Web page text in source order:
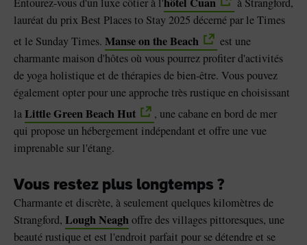
lauréat du prix Best Places to Stay 2025 décerné par le Times
et le Sunday Times. Manse on the Beach
est une
charmante maison d'hôtes où vous pourrez profiter d'activités
de yoga holistique et de thérapies de bien-être. Vous pouvez
également opter pour une approche très rustique en choisissant
laLittle Green Beach Hut
, une cabane en bord de mer
qui propose un hébergement indépendant et offre une vue
imprenable sur l'étang.
Vous restez plus longtemps ?
Charmante et discrète, à seulement quelques kilomètres de
Strangford, Lough Neaghoffre des villages pittoresques, une
beauté rustique et est l'endroit parfait pour se détendre et se